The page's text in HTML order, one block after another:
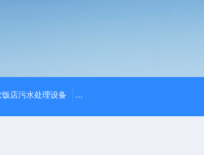
饭店污水处理设备 高密度沉淀池中心传动刮泥机